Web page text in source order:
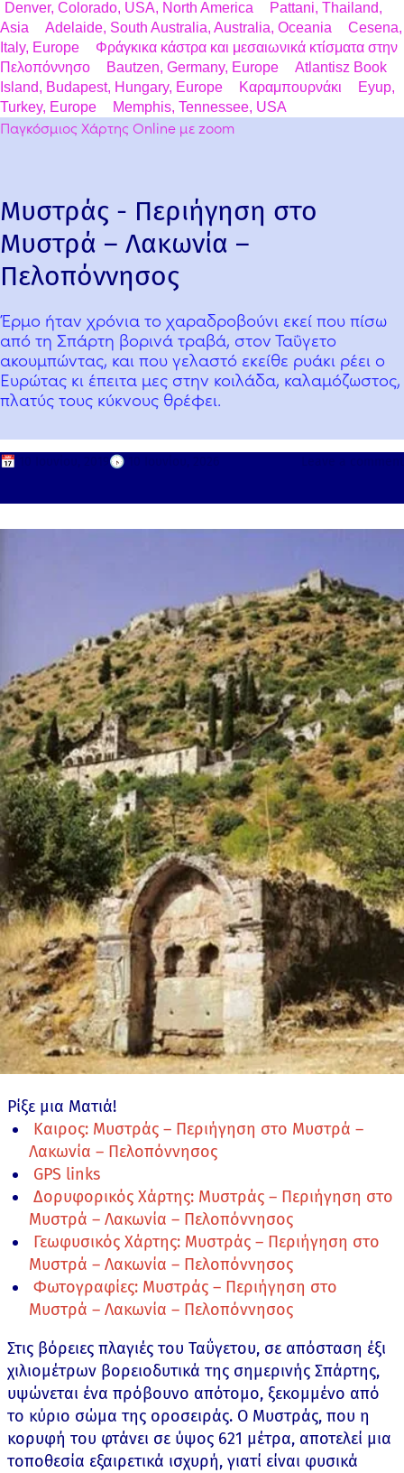
Denver, Colorado, USA, North America
Pattani, Thailand,
Asia
Adelaide, South Australia, Australia, Oceania
Cesena,
Italy, Europe
Φράγκικα κάστρα και μεσαιωνικά κτίσματα στην
Πελοπόννησο
Bautzen, Germany, Europe
Atlantisz Book
Island, Budapest, Hungary, Europe
Καραμπουρνάκι
Eyup,
Turkey, Europe
Memphis, Tennessee, USA
Παγκόσμιος Χάρτης Online με zoom
Μυστράς - Περιήγηση στο
Μυστρά – Λακωνία –
Πελοπόννησος
Έρμο ήταν χρόνια το χαραδροβούνι εκεί που πίσω
από τη Σπάρτη βορινά τραβά, στον Ταΰγετο
ακουμπώντας, και που γελαστό εκείθε ρυάκι ρέει ο
Ευρώτας κι έπειτα μες στην κοιλάδα, καλαμόζωστος,
πλατύς τους κύκνους θρέφει.
📅 🕟
Ρίξε μια Ματιά!
Καιρος: Μυστράς – Περιήγηση στο Μυστρά –
Λακωνία – Πελοπόννησος
GPS links
Δορυφορικός Χάρτης: Μυστράς – Περιήγηση στο
Μυστρά – Λακωνία – Πελοπόννησος
Γεωφυσικός Χάρτης: Μυστράς – Περιήγηση στο
Μυστρά – Λακωνία – Πελοπόννησος
Φωτογραφίες: Μυστράς – Περιήγηση στο
Μυστρά – Λακωνία – Πελοπόννησος
Στις βόρειες πλαγιές του Ταΰγετου, σε απόσταση έξι
χιλιομέτρων βορειοδυτικά της σημερινής Σπάρτης,
υψώνεται ένα πρόβουνο απότομο, ξεκομμένο από
το κύριο σώμα της οροσειράς. Ο Μυστράς, που η
κορυφή του φτάνει σε ύψος 621 μέτρα, αποτελεί μια
τοποθεσία εξαιρετικά ισχυρή, γιατί είναι φυσικά